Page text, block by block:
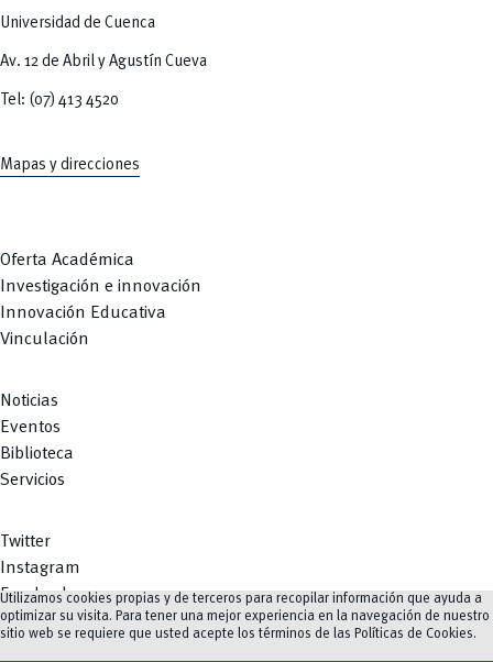
Universidad de Cuenca
Av. 12 de Abril y Agustín Cueva
Tel: (07) 413 4520
Mapas y direcciones
Oferta Académica
Investigación e innovación
Innovación Educativa
Vinculación
Noticias
Eventos
Biblioteca
Servicios
Twitter
Instagram
Facebook
Youtube
Utilizamos cookies propias y de terceros para recopilar información que ayuda a
optimizar su visita. Para tener una mejor experiencia en la navegación de nuestro
sitio web se requiere que usted acepte los términos de las Políticas de Cookies.